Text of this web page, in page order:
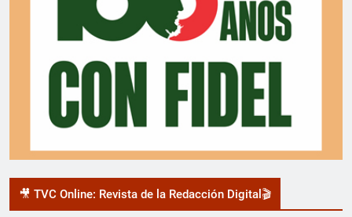
🎥 TVC Online: Revista de la Redacción Digital🎬